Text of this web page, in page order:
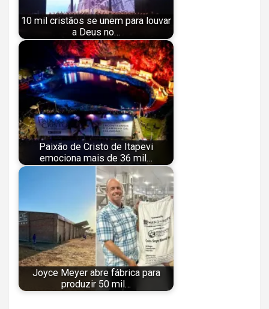
10 mil cristãos se unem para louvar
a Deus no…
Paixão de Cristo de Itapevi
emociona mais de 36 mil…
Joyce Meyer abre fábrica para
produzir 50 mil…